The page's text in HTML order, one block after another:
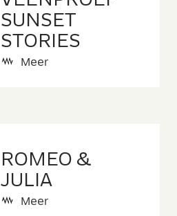
SUNSET
STORIES
Meer
ROMEO &
JULIA
Meer